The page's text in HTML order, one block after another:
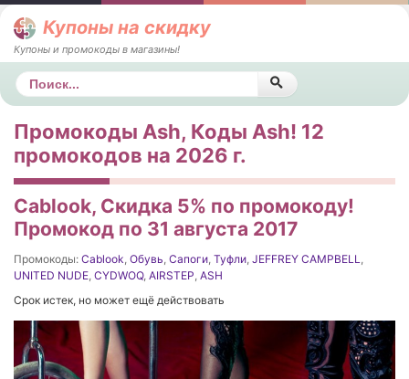
Купоны на скидку
Купоны и промокоды в магазины!
Поиск
Промокоды Ash, Коды Ash! 12
промокодов на 2026 г.
Cablook, Скидка 5% по промокоду!
Промокод по 31 августа 2017
Промокоды: Cablook, Обувь, Сапоги, Туфли, JEFFREY CAMPBELL,
UNITED NUDE, CYDWOQ, AIRSTEP, ASH
Срок истек, но может ещё действовать